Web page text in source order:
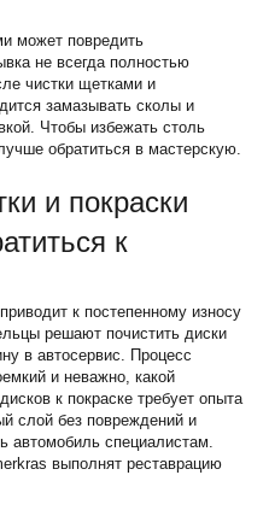
может повредить
не всегда полностью
чистки щетками и
замазывать сколы и
Чтобы избежать столь
обратиться в мастерскую.
и покраски
к
к постепенному износу
решают почистить диски
в автосервис. Процесс
и неважно, какой
к покраске требует опыта
слой без повреждений и
автомобиль специалистам.
выполнят реставрацию